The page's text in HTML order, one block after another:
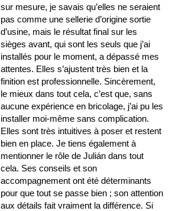
sur mesure, je savais qu’elles ne seraient
pas comme une sellerie d’origine sortie
d’usine, mais le résultat final sur les
sièges avant, qui sont les seuls que j’ai
installés pour le moment, a dépassé mes
attentes. Elles s’ajustent très bien et la
finition est professionnelle. Sincèrement,
le mieux dans tout cela, c’est que, sans
aucune expérience en bricolage, j’ai pu les
installer moi-même sans complication.
Elles sont très intuitives à poser et restent
bien en place. Je tiens également à
mentionner le rôle de Julián dans tout
cela. Ses conseils et son
accompagnement ont été déterminants
pour que tout se passe bien ; son attention
aux détails fait vraiment la différence. Si